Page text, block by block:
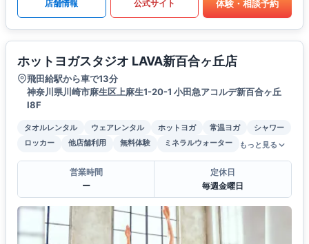
店舗情報 公式サイト 体験・相談予約
ホットヨガスタジオ LAVA新百合ヶ丘店
飛田給駅から車で13分
神奈川県川崎市麻生区上麻生1-20-1 小田急アコルデ新百合ヶ丘
Ⅰ8F
タオルレンタル ウェアレンタル ホットヨガ 常温ヨガ
シャワー
ロッカー
他店舗利用 無料体験 ミネラルウォーター もっと見る
営業時間
ー
定休日
毎週金曜日